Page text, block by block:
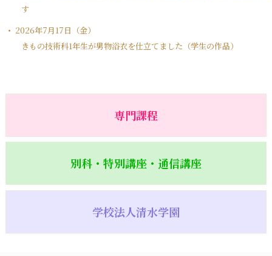
す
2026年7月17日（金）
きもの技術科1年生が男物浴衣を仕立てました（学生の作品）
専門課程
別科・特別講座・通信講座
学校法人清水学園